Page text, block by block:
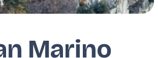
Marino